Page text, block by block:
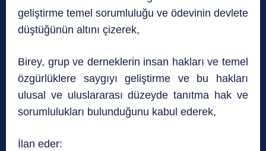
geliştirme temel sorumluluğu ve ödevinin devlete
düştüğünün altını çizerek,
Birey, grup ve derneklerin insan hakları ve temel
özgürlüklere saygıyı geliştirme ve bu hakları
ulusal ve uluslararası düzeyde tanıtma hak ve
sorumlulukları bulunduğunu kabul ederek,
İlan eder: